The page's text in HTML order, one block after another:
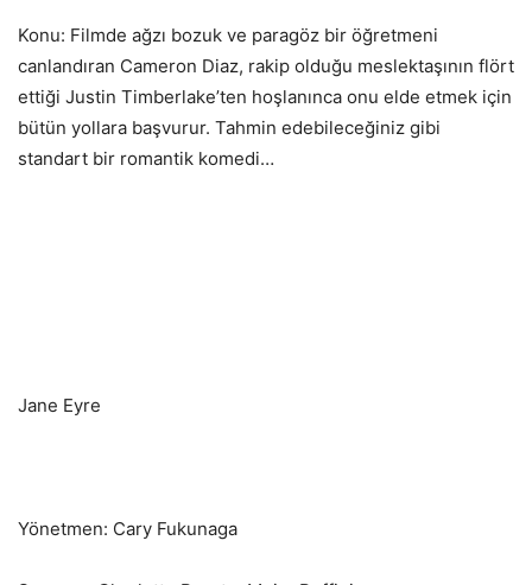
Konu: Filmde ağzı bozuk ve paragöz bir öğretmeni
canlandıran Cameron Diaz, rakip olduğu meslektaşının flört
ettiği Justin Timberlake’ten hoşlanınca onu elde etmek için
bütün yollara başvurur. Tahmin edebileceğiniz gibi
standart bir romantik komedi…
Jane Eyre
Yönetmen: Cary Fukunaga